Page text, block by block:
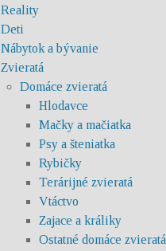
Reality
Deti
Nábytok a bývanie
Zvieratá
Domáce zvieratá
Hlodavce
Mačky a mačiatka
Psy a šteniatka
Rybičky
Terárijné zvieratá
Vtáctvo
Zajace a králiky
Ostatné domáce zvieratá